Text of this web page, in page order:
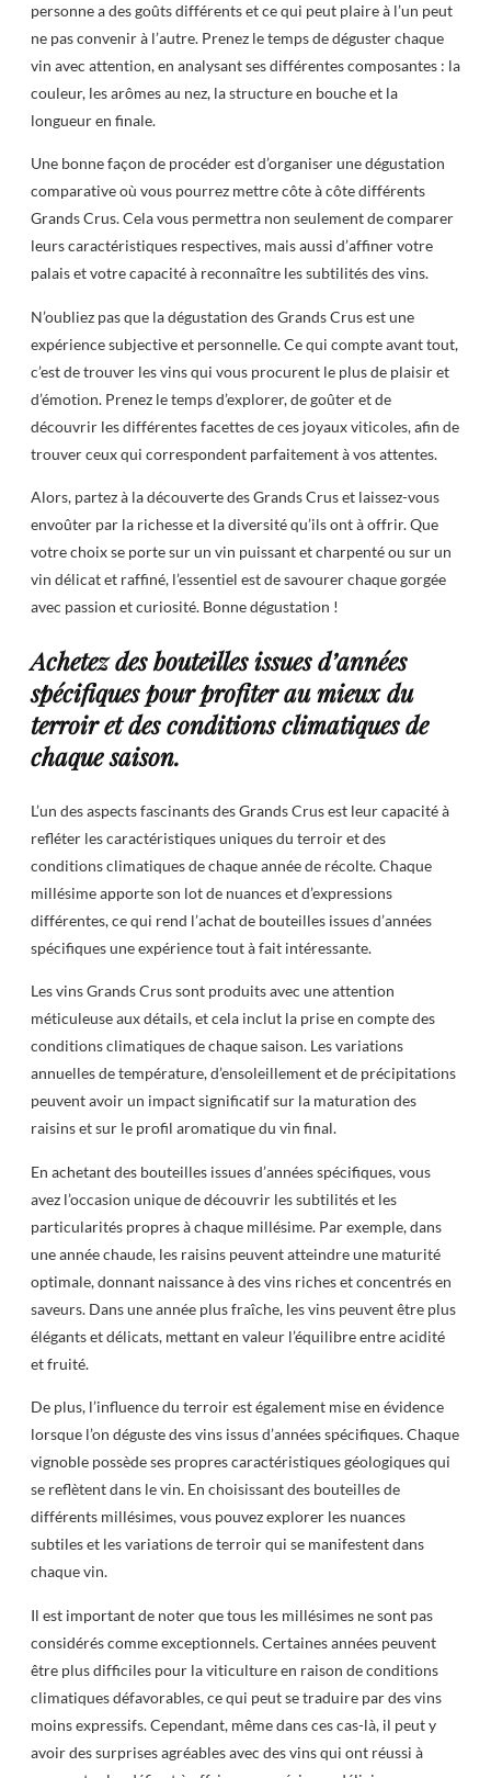
personne a des goûts différents et ce qui peut plaire à l’un peut
ne pas convenir à l’autre. Prenez le temps de déguster chaque
vin avec attention, en analysant ses différentes composantes : la
couleur, les arômes au nez, la structure en bouche et la
longueur en finale.
Une bonne façon de procéder est d’organiser une dégustation
comparative où vous pourrez mettre côte à côte différents
Grands Crus. Cela vous permettra non seulement de comparer
leurs caractéristiques respectives, mais aussi d’affiner votre
palais et votre capacité à reconnaître les subtilités des vins.
N’oubliez pas que la dégustation des Grands Crus est une
expérience subjective et personnelle. Ce qui compte avant tout,
c’est de trouver les vins qui vous procurent le plus de plaisir et
d’émotion. Prenez le temps d’explorer, de goûter et de
découvrir les différentes facettes de ces joyaux viticoles, afin de
trouver ceux qui correspondent parfaitement à vos attentes.
Alors, partez à la découverte des Grands Crus et laissez-vous
envoûter par la richesse et la diversité qu’ils ont à offrir. Que
votre choix se porte sur un vin puissant et charpenté ou sur un
vin délicat et raffiné, l’essentiel est de savourer chaque gorgée
avec passion et curiosité. Bonne dégustation !
Achetez des bouteilles issues d’années
spécifiques pour profiter au mieux du
terroir et des conditions climatiques de
chaque saison.
L’un des aspects fascinants des Grands Crus est leur capacité à
refléter les caractéristiques uniques du terroir et des
conditions climatiques de chaque année de récolte. Chaque
millésime apporte son lot de nuances et d’expressions
différentes, ce qui rend l’achat de bouteilles issues d’années
spécifiques une expérience tout à fait intéressante.
Les vins Grands Crus sont produits avec une attention
méticuleuse aux détails, et cela inclut la prise en compte des
conditions climatiques de chaque saison. Les variations
annuelles de température, d’ensoleillement et de précipitations
peuvent avoir un impact significatif sur la maturation des
raisins et sur le profil aromatique du vin final.
En achetant des bouteilles issues d’années spécifiques, vous
avez l’occasion unique de découvrir les subtilités et les
particularités propres à chaque millésime. Par exemple, dans
une année chaude, les raisins peuvent atteindre une maturité
optimale, donnant naissance à des vins riches et concentrés en
saveurs. Dans une année plus fraîche, les vins peuvent être plus
élégants et délicats, mettant en valeur l’équilibre entre acidité
et fruité.
De plus, l’influence du terroir est également mise en évidence
lorsque l’on déguste des vins issus d’années spécifiques. Chaque
vignoble possède ses propres caractéristiques géologiques qui
se reflètent dans le vin. En choisissant des bouteilles de
différents millésimes, vous pouvez explorer les nuances
subtiles et les variations de terroir qui se manifestent dans
chaque vin.
Il est important de noter que tous les millésimes ne sont pas
considérés comme exceptionnels. Certaines années peuvent
être plus difficiles pour la viticulture en raison de conditions
climatiques défavorables, ce qui peut se traduire par des vins
moins expressifs. Cependant, même dans ces cas-là, il peut y
avoir des surprises agréables avec des vins qui ont réussi à